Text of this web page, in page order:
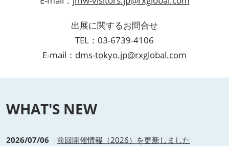
出展に関するお問合せ
TEL：03-6739-4106
E-mail： dms-tokyo.jp@rxglobal.com
WHAT'S NEW
2026/07/06 前回開催情報（2026）を更新しました